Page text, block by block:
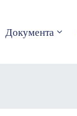
Документа